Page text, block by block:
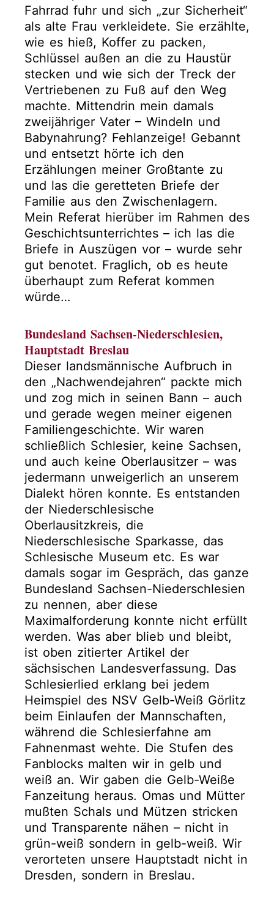
Fahrrad fuhr und sich „zur Sicherheit“
als alte Frau verkleidete. Sie erzählte,
wie es hieß, Koffer zu packen,
Schlüssel außen an die zu Haustür
stecken und wie sich der Treck der
Vertriebenen zu Fuß auf den Weg
machte. Mittendrin mein damals
zweijähriger Vater – Windeln und
Babynahrung? Fehlanzeige! Gebannt
und entsetzt hörte ich den
Erzählungen meiner Großtante zu
und las die geretteten Briefe der
Familie aus den Zwischenlagern.
Mein Referat hierüber im Rahmen des
Geschichtsunterrichtes – ich las die
Briefe in Auszügen vor – wurde sehr
gut benotet. Fraglich, ob es heute
überhaupt zum Referat kommen
würde…
Bundesland Sachsen-Niederschlesien,
Hauptstadt Breslau
Dieser landsmännische Aufbruch in
den „Nachwendejahren“ packte mich
und zog mich in seinen Bann – auch
und gerade wegen meiner eigenen
Familiengeschichte. Wir waren
schließlich Schlesier, keine Sachsen,
und auch keine Oberlausitzer – was
jedermann unweigerlich an unserem
Dialekt hören konnte. Es entstanden
der Niederschlesische
Oberlausitzkreis, die
Niederschlesische Sparkasse, das
Schlesische Museum etc. Es war
damals sogar im Gespräch, das ganze
Bundesland Sachsen-Niederschlesien
zu nennen, aber diese
Maximalforderung konnte nicht erfüllt
werden. Was aber blieb und bleibt,
ist oben zitierter Artikel der
sächsischen Landesverfassung. Das
Schlesierlied erklang bei jedem
Heimspiel des NSV Gelb-Weiß Görlitz
beim Einlaufen der Mannschaften,
während die Schlesierfahne am
Fahnenmast wehte. Die Stufen des
Fanblocks malten wir in gelb und
weiß an. Wir gaben die Gelb-Weiße
Fanzeitung heraus. Omas und Mütter
mußten Schals und Mützen stricken
und Transparente nähen – nicht in
grün-weiß sondern in gelb-weiß. Wir
verorteten unsere Hauptstadt nicht in
Dresden, sondern in Breslau.